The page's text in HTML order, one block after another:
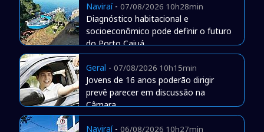
Naviraí- 07/08/2026 10h28min
Diagnóstico habitacional e
socioeconômico pode definir o futuro
do Porto Caiuá
Geral - 07/08/2026 10h15min
Jovens de 16 anos poderão dirigir
prevê parecer em discussão na
Câmara
Naviraí- 06/08/2026 10h27min